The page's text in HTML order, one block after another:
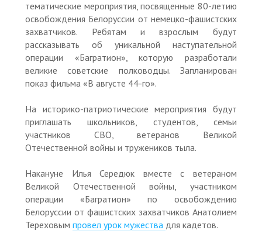
тематические мероприятия, посвященные 80-летию
освобождения Белоруссии от немецко-фашистских
захватчиков. Ребятам и взрослым будут
рассказывать об уникальной наступательной
операции «Багратион», которую разработали
великие советские полководцы. Запланирован
показ фильма «В августе 44-го».
На историко-патриотические мероприятия будут
приглашать школьников, студентов, семьи
участников СВО, ветеранов Великой
Отечественной войны и тружеников тыла.
Накануне Илья Середюк вместе с ветераном
Великой Отечественной войны, участником
операции «Багратион» по освобождению
Белоруссии от фашистских захватчиков Анатолием
Тереховымпровел урок мужества для кадетов.